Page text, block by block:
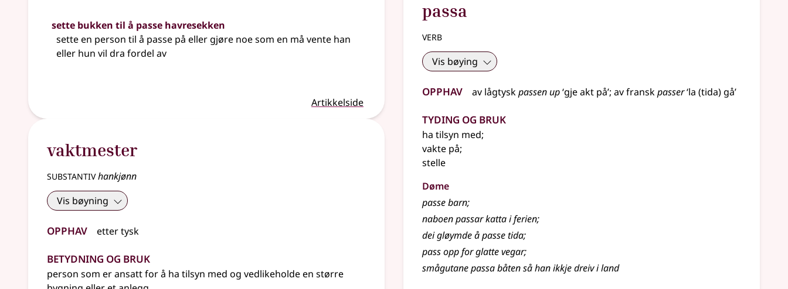
sette bukken til å passe havresekken
sette en person til å passe på eller gjøre noe som en må vente han
eller hun vil dra fordel av
Artikkelside
vaktmester
substantivhankjønn
Vis bøyning
Opphav ettertysk
Betydning og bruk
person som er ansatt for å ha tilsyn med og vedlikeholde en større
passa
verb
Vis bøying
Opphav av lågtyskpassen up‘gje akt på’; avfranskpasser‘la (tida) gå’
Tyding og bruk
ha tilsyn med;
vakte på;
stelle
Døme
passe barn;
naboen passar katta i ferien;
dei gløymde å passe tida;
pass opp for glatte vegar;
smågutane passa båten så han ikkje dreiv i land